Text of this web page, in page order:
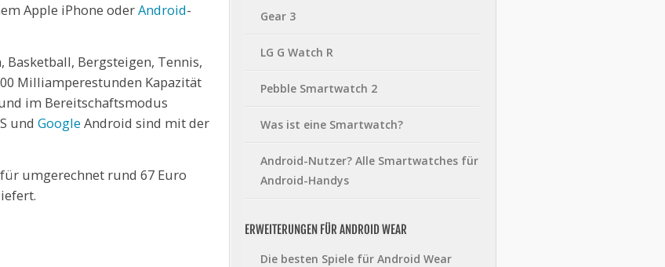
Apple iPhone oderAndroid-
Basketball, Bergsteigen, Tennis,
Milliamperestunden Kapazität
im Bereitschaftsmodus
und Google Android sind mit der
für umgerechnet rund 67 Euro
Gear 3
LG G Watch R
Pebble Smartwatch 2
Was ist eine Smartwatch?
Android-Nutzer? Alle Smartwatches für
Android-Handys
ERWEITERUNGEN FÜR ANDROID WEAR
Die besten Spiele für Android Wear